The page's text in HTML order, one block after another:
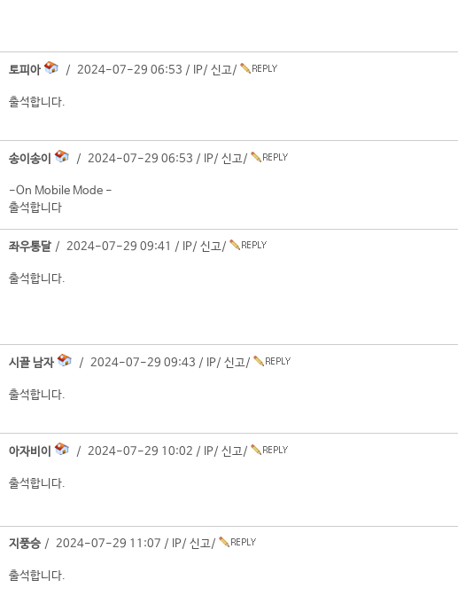
토피아 / 2024-07-29 06:53 / IP/ 신고/
출석합니다.
송이송이 / 2024-07-29 06:53 / IP/ 신고/
-On Mobile Mode -
출석합니다
좌우통달 / 2024-07-29 09:41 / IP/ 신고/
출석합니다.
시골 남자 / 2024-07-29 09:43 / IP/ 신고/
출석합니다.
아자비이 / 2024-07-29 10:02 / IP/ 신고/
출석합니다.
지풍승 / 2024-07-29 11:07 / IP/ 신고/
출석합니다.